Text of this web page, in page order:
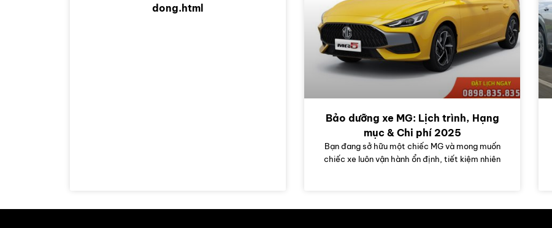
dong.html
Bảo dưỡng xe MG: Lịch trình, Hạng
mục & Chi phí 2025
Bạn đang sở hữu một chiếc MG và mong muốn
chiếc xe luôn vận hành ổn định, tiết kiệm nhiên